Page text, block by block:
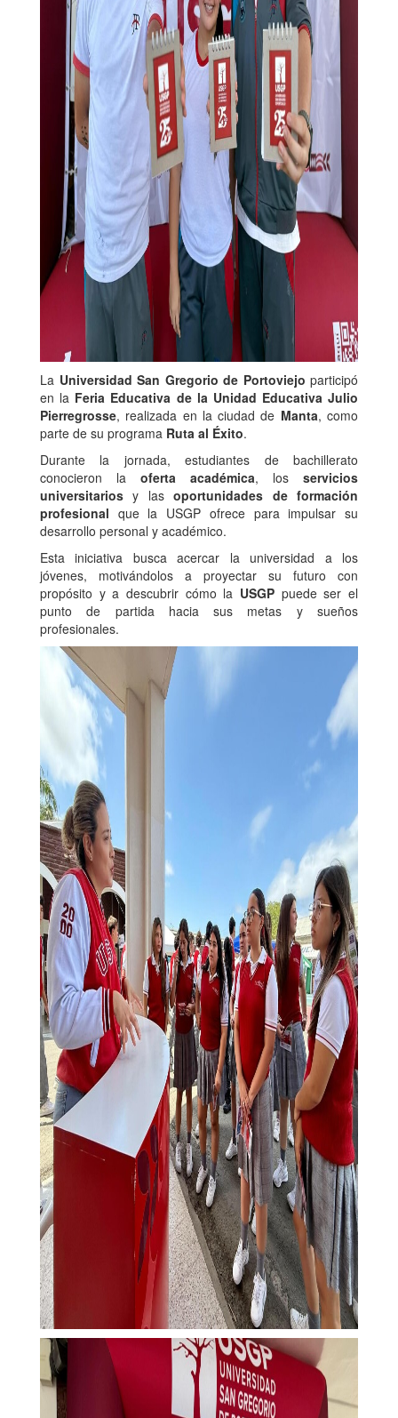
La Universidad San Gregorio de Portoviejo participó
en la Feria Educativa de la Unidad Educativa Julio
Pierregrosse, realizada en la ciudad de Manta, como
parte de su programa Ruta al Éxito.
Durante la jornada, estudiantes de bachillerato
conocieron la oferta académica, los servicios
universitarios y lasoportunidades de formación
profesional que la USGP ofrece para impulsar su
desarrollo personal y académico.
Esta iniciativa busca acercar la universidad a los
jóvenes, motivándolos a proyectar su futuro con
propósito y a descubrir cómo la USGP puede ser el
punto de partida hacia sus metas y sueños
profesionales.